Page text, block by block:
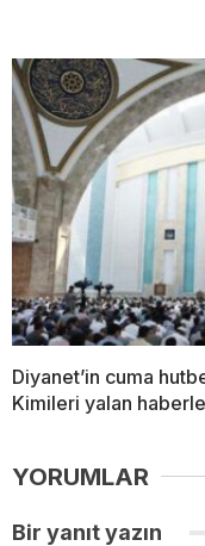
Diyanet’in cuma
Kimileri yalan
YORUMLAR
Bir yanıt yazın